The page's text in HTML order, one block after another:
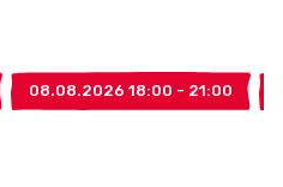
08.08.2026 18:00 - 21:00